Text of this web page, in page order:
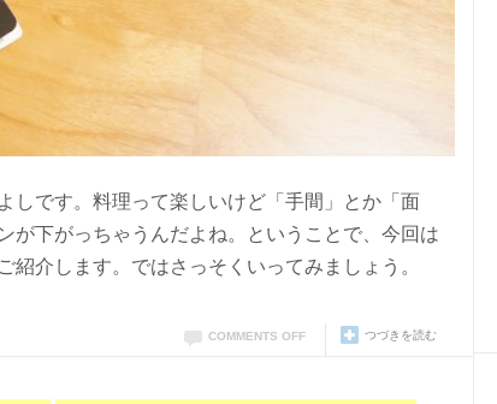
しです。料理って楽しいけど「手間」とか「面
が下がっちゃうんだよね。ということで、今回は
介します。ではさっそくいってみましょう。
つづきを読む
COMMENTS OFF